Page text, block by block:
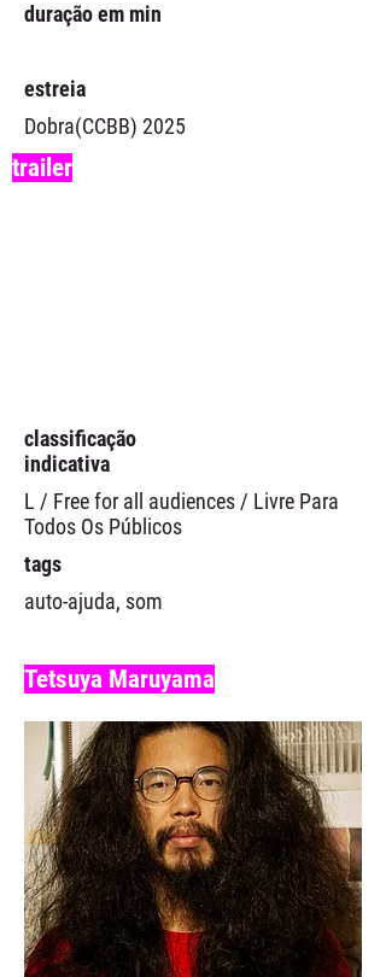
duração em min
estreia
Dobra(CCBB) 2025
trailer
classificação
indicativa
L / Free for all audiences / Livre Para
Todos Os Públicos
tags
auto-ajuda, som
Tetsuya Maruyama